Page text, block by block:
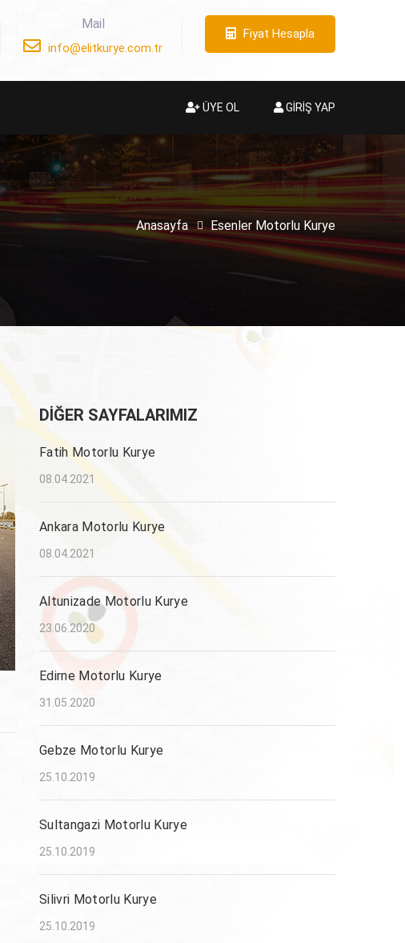
Mail
info@elitkurye.com.tr
Fiyat Hesapla
ÜYE OL GİRİŞ YAP
Anasayfa Esenler Motorlu Kurye
DIĞER SAYFALARIMIZ
Fatih Motorlu Kurye
08.04.2021
Ankara Motorlu Kurye
08.04.2021
Altunizade Motorlu Kurye
23.06.2020
Edirne Motorlu Kurye
31.05.2020
Gebze Motorlu Kurye
25.10.2019
Sultangazi Motorlu Kurye
25.10.2019
Silivri Motorlu Kurye
25.10.2019